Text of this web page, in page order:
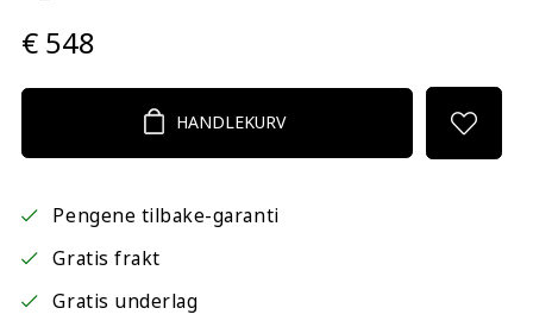
€ 548
HANDLEKURV
Pengene tilbake-garanti
Gratis frakt
Gratis underlag